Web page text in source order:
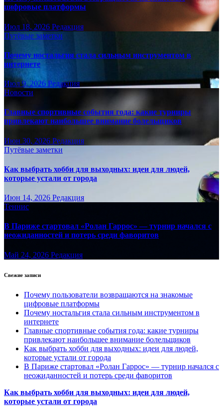
цифровые платформы
Июл 18, 2026 Редакция
Путёвые заметки
Почему ностальгия стала сильным инструментом в
интернете
Июл 9, 2026 Редакция
Новости
Главные спортивные события года: какие турниры
привлекают наибольшее внимание болельщиков
Июн 30, 2026 Редакция
Путёвые заметки
Как выбрать хобби для выходных: идеи для людей,
которые устали от города
Июн 14, 2026 Редакция
Теннис
В Париже стартовал «Ролан Гаррос» — турнир начался с
неожиданностей и потерь среди фаворитов
Май 24, 2026 Редакция
Свежие записи
Почему пользователи возвращаются на знакомые
цифровые платформы
Почему ностальгия стала сильным инструментом в
интернете
Главные спортивные события года: какие турниры
привлекают наибольшее внимание болельщиков
Как выбрать хобби для выходных: идеи для людей,
которые устали от города
В Париже стартовал «Ролан Гаррос» — турнир начался с
неожиданностей и потерь среди фаворитов
Как выбрать хобби для выходных: идеи для людей,
которые устали от города